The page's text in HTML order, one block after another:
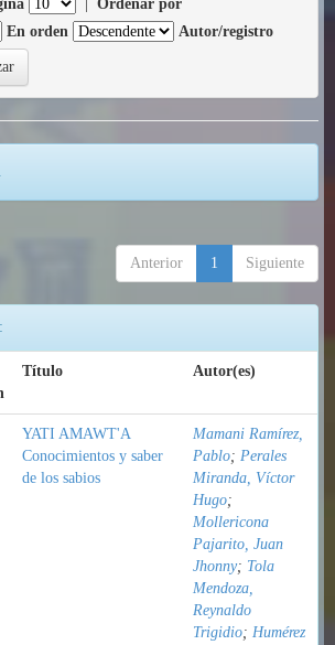
Ordenar por
En orden
Autor/registro
Anterior 1 Siguiente
Título Autor(es)
YATI AMAWT'A
Conocimientos y saber
de los sabios
Mamani Ramírez,
Pablo; Perales
Miranda, Víctor
Hugo;
Mollericona
Pajarito, Juan
Jhonny; Tola
Mendoza,
Reynaldo
Trigidio; Humérez